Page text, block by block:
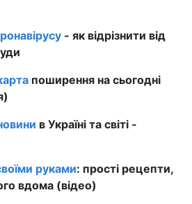
- як відрізнити від
поширення на сьогодні
в Україні та світі -
руками: прості рецепти,
вдома (відео)